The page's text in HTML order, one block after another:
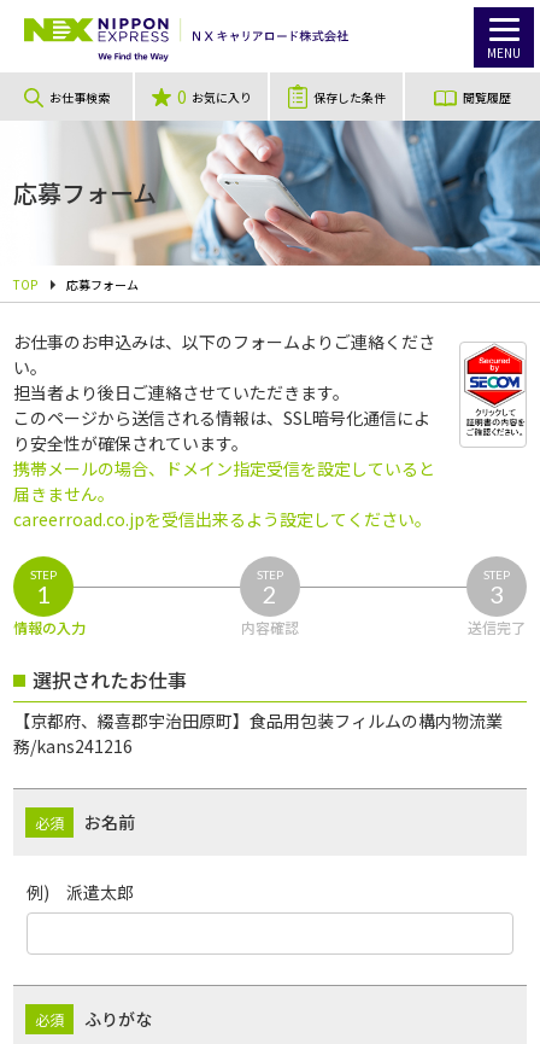
MENU
お仕事検索 0 お気に入り 保存した条件 閲覧履歴
応募フォーム
TOP 応募フォーム
お仕事のお申込みは、以下のフォームよりご連絡くださ
い。
担当者より後日ご連絡させていただきます。
このページから送信される情報は、SSL暗号化通信によ
り安全性が確保されています。
携帯メールの場合、ドメイン指定受信を設定していると
届きません。
careerroad.co.jpを受信出来るよう設定してください。
STEP
1
情報の入力
STEP
2
内容確認
STEP
3
送信完了
選択されたお仕事
【京都府、綴喜郡宇治田原町】食品用包装フィルムの構内物流業
務/kans241216
お名前
例) 派遣太郎
ふりがな